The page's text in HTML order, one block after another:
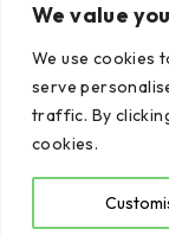
We value
We use cookies
serve
traffic. By
cookies.